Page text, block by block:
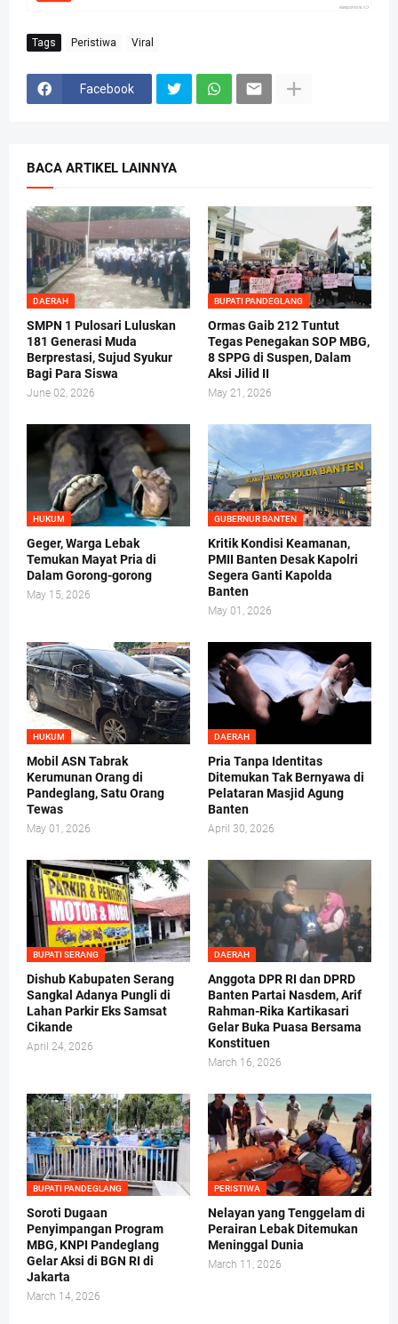
Tags Peristiwa Viral
Facebook
BACA ARTIKEL LAINNYA
DAERAH
SMPN 1 Pulosari Luluskan
181 Generasi Muda
Berprestasi, Sujud Syukur
Bagi Para Siswa
June 02, 2026
BUPATI PANDEGLANG
Ormas Gaib 212 Tuntut
Tegas Penegakan SOP MBG,
8 SPPG di Suspen, Dalam
Aksi Jilid II
May 21, 2026
HUKUM
Geger, Warga Lebak
Temukan Mayat Pria di
Dalam Gorong-gorong
May 15, 2026
GUBERNUR BANTEN
Kritik Kondisi Keamanan,
PMII Banten Desak Kapolri
Segera Ganti Kapolda
Banten
May 01, 2026
HUKUM
Mobil ASN Tabrak
Kerumunan Orang di
Pandeglang, Satu Orang
Tewas
May 01, 2026
DAERAH
Pria Tanpa Identitas
Ditemukan Tak Bernyawa di
Pelataran Masjid Agung
Banten
April 30, 2026
BUPATI SERANG
Dishub Kabupaten Serang
Sangkal Adanya Pungli di
Lahan Parkir Eks Samsat
Cikande
April 24, 2026
DAERAH
Anggota DPR RI dan DPRD
Banten Partai Nasdem, Arif
Rahman-Rika Kartikasari
Gelar Buka Puasa Bersama
Konstituen
March 16, 2026
BUPATI PANDEGLANG
Soroti Dugaan
Penyimpangan Program
MBG, KNPI Pandeglang
Gelar Aksi di BGN RI di
Jakarta
March 14, 2026
PERISTIWA
Nelayan yang Tenggelam di
Perairan Lebak Ditemukan
Meninggal Dunia
March 11, 2026